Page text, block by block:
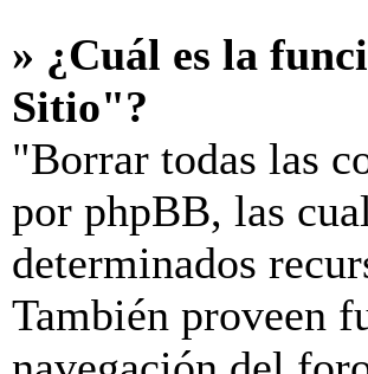
» ¿Cuál es la
Sitio"?
"Borrar todas las
por phpBB, las
determinados
También proveen